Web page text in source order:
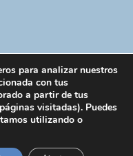
para analizar nuestros
con tus
a partir de tus
visitadas). Puedes
utilizando o